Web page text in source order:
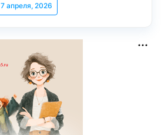
7 апреля, 2026